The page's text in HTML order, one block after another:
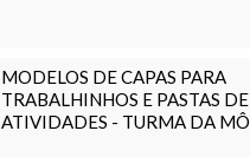
MODELOS DE CAPAS PARA
TRABALHINHOS E PASTAS DE
ATIVIDADES - TURMA DA